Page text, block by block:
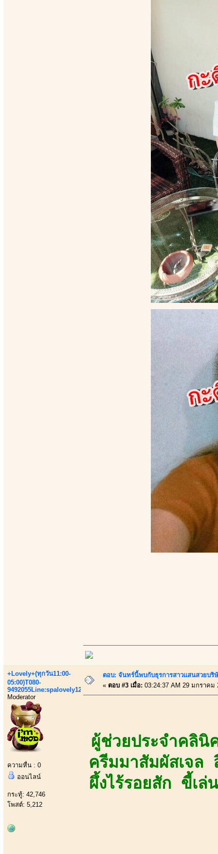
+Lovely+(ทุกวัน11:00-
05:00)T080-
9492055Line:spalovely123
Moderator
ความหื่น : 0
ออนไลน์
กระทู้: 42,746
โพสต์: 5,212
ตอบ: จันทร์นี้พบกับธุรการสาวเเสนสวยบ
« ตอบ #3 เมื่อ: 03:24:37 AM 29 มกราคม
ผู้ช่วยประจำคลินิ
ครีมมาสัมผัสเจล
ผึ้งไร้รอยสัก ขี้เ